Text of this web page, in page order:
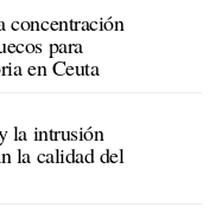
concentración
para
en Ceuta
la intrusión
la calidad del